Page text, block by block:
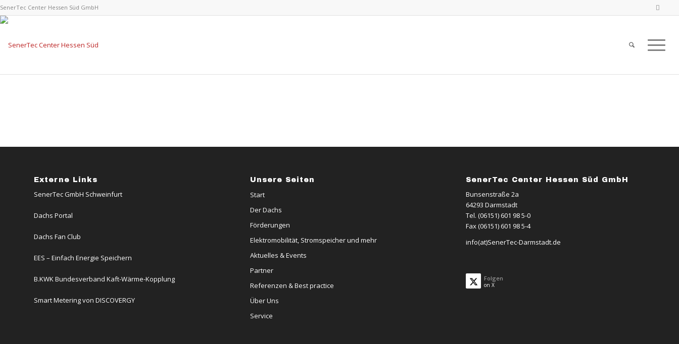
SenerTec Center Hessen Süd GmbH
Externe Links
SenerTec GmbH Schweinfurt
Dachs Portal
Dachs Fan Club
EES – Einfach Energie Speichern
B.KWK Bundesverband Kaft-Wärme-Kopplung
Smart Metering von DISCOVERGY
Unsere Seiten
Start
Der Dachs
Förderungen
Elektromobilität, Stromspeicher und mehr
Aktuelles & Events
Partner
Referenzen & Best practice
Über Uns
Service
SenerTec Center Hessen Süd GmbH
Bunsenstraße 2a
64293 Darmstadt
Tel. (06151) 601 98 5-0
Fax (06151) 601 98 5-4
info(at)SenerTec-Darmstadt.de
Folgen
on X